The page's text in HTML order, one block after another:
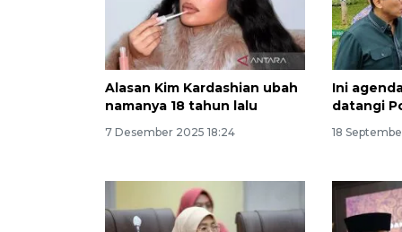
Alasan Kim Kardashian ubah
namanya 18 tahun lalu
7 Desember 2025 18:24
Ini
datangi
18